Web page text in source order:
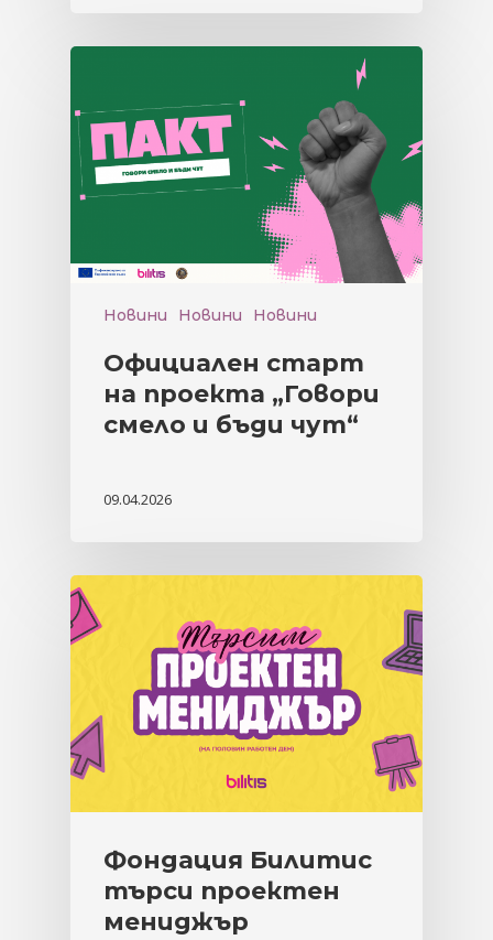
Новини Новини Новини
Официален старт
на проекта „Говори
смело и бъди чут“
09.04.2026
Фондация Билитис
търси проектен
мениджър